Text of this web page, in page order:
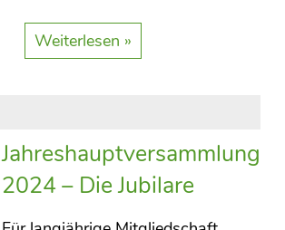
Weiterlesen »
Jahreshauptversammlung
2024 – Die Jubilare